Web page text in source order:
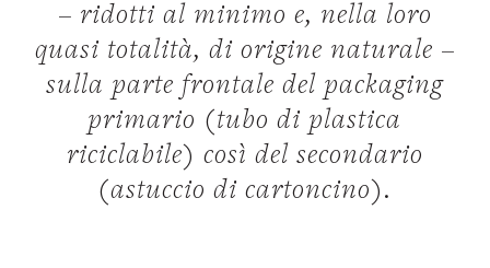
– ridotti al minimo e, nella loro
quasi totalità, di origine naturale –
sulla parte frontale del packaging
primario (tubo di plastica
riciclabile) così del secondario
(astuccio di cartoncino).